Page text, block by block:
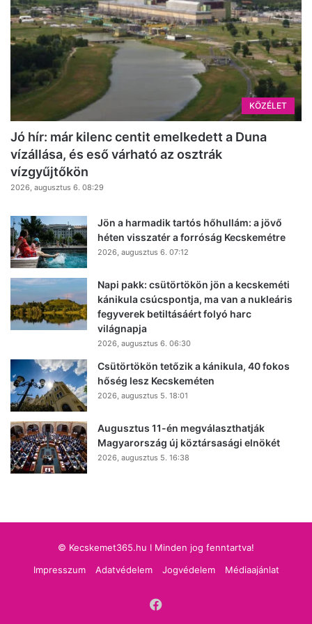
KÖZÉLET
Jó hír: már kilenc centit emelkedett a Duna
vízállása, és eső várható az osztrák
vízgyűjtőkön
2026, augusztus 6. 08:29
Jön a harmadik tartós hőhullám: a jövő
héten visszatér a forróság Kecskemétre
2026, augusztus 6. 07:12
Napi pakk: csütörtökön jön a kecskeméti
kánikula csúcspontja, ma van a nukleáris
fegyverek betiltásáért folyó harc
világnapja
2026, augusztus 6. 06:30
Csütörtökön tetőzik a kánikula, 40 fokos
hőség lesz Kecskeméten
2026, augusztus 5. 18:01
Augusztus 11-én megválaszthatják
Magyarország új köztársasági elnökét
2026, augusztus 5. 16:38
© Kecskemet365.hu I Minden jog fenntartva!
Impresszum
Adatvédelem Jogvédelem Médiaajánlat